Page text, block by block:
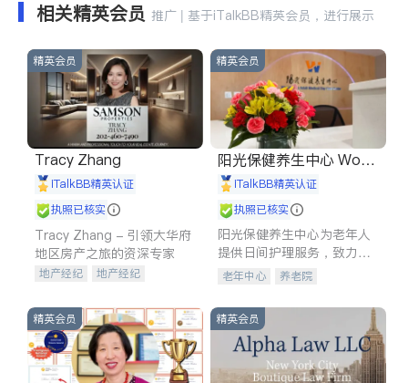
相关精英会员 推广 | 基于iTalkBB精英会员，进行展示
精英会员
Tracy Zhang
iTalkBB精英认证
执照已核实
Tracy Zhang - 引领大华府
地区房产之旅的资深专家
地产经纪
地产经纪
商铺租售
开发商建商
精英会员
阳光保健养生中心 World
shine
iTalkBB精英认证
执照已核实
阳光保健养生中心为老年人
提供日间护理服务，致力于
通过持续的护理创新来有效
老年中心 养老院
精英会员 精英会员